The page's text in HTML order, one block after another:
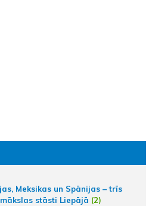
Meksikas un Spānijas – trīs
stāsti Liepājā (2)